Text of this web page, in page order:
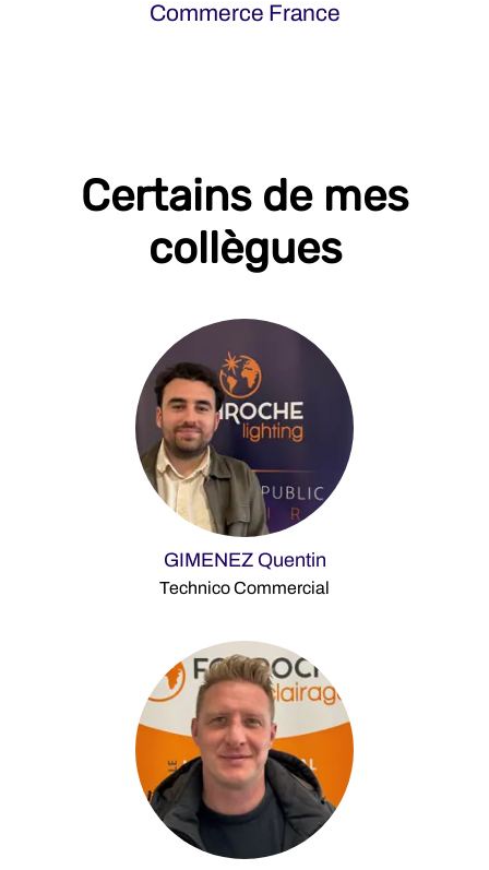
Commerce France
Certains de mes
collègues
GIMENEZ Quentin
Technico Commercial